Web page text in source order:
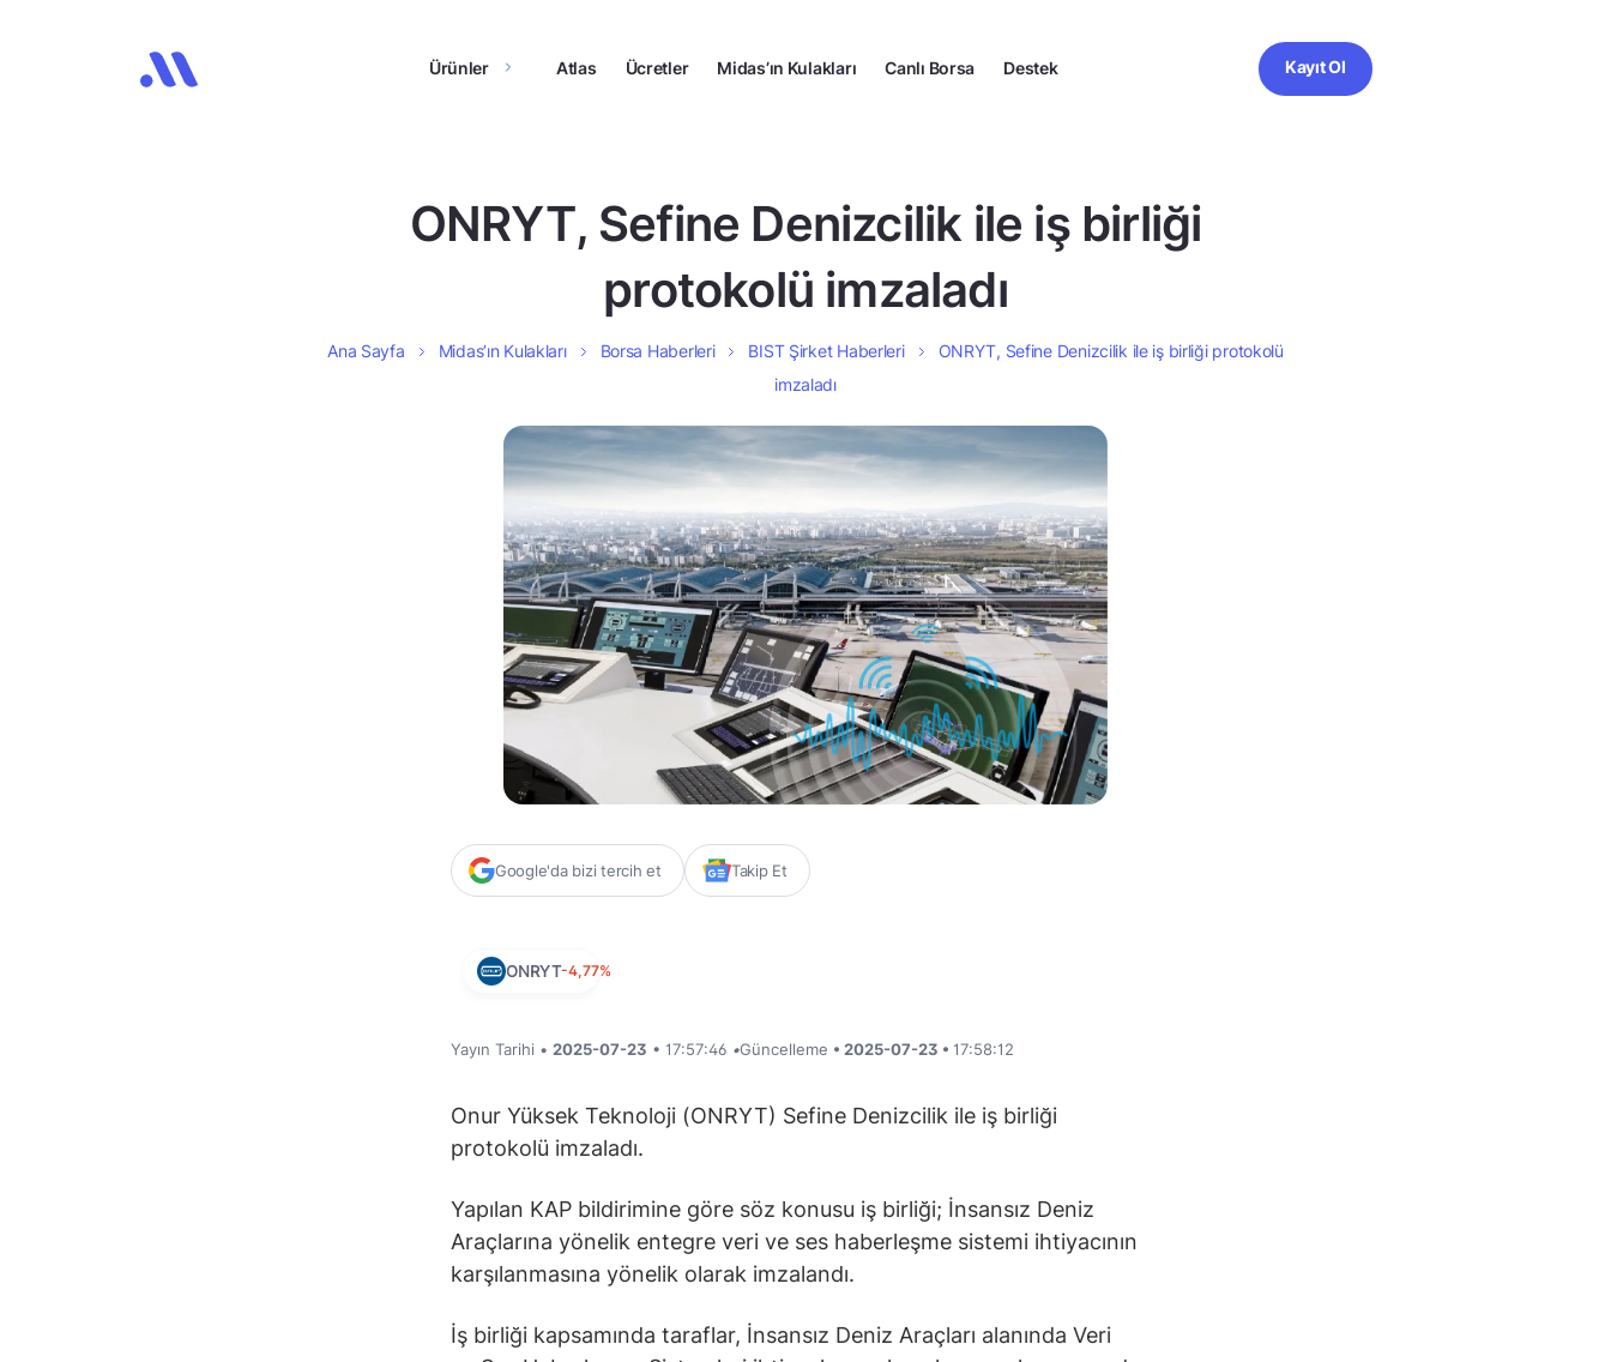
Ürünler Atlas Ücretler Midas’ın Kulakları Canlı Borsa Destek Kayıt Ol
ONRYT, Sefine Denizcilik ile iş birliği
protokolü imzaladı
Ana Sayfa Midas’ın Kulakları Borsa Haberleri BIST Şirket Haberleri
ONRYT, Sefine Denizcilik ile iş birliği protokolü
imzaladı
Google'da bizi tercih et Takip Et
ONRYT-4,77%
Yayın Tarihi • 2025-07-23 • 17:57:46 •Güncelleme • 2025-07-23 • 17:58:12
Onur Yüksek Teknoloji (ONRYT) Sefine Denizcilik ile iş birliği
protokolü imzaladı.
Yapılan KAP bildirimine göre söz konusu iş birliği; İnsansız Deniz
Araçlarına yönelik entegre veri ve ses haberleşme sistemi ihtiyacının
karşılanmasına yönelik olarak imzalandı.
İş birliği kapsamında taraflar, İnsansız Deniz Araçları alanında Veri